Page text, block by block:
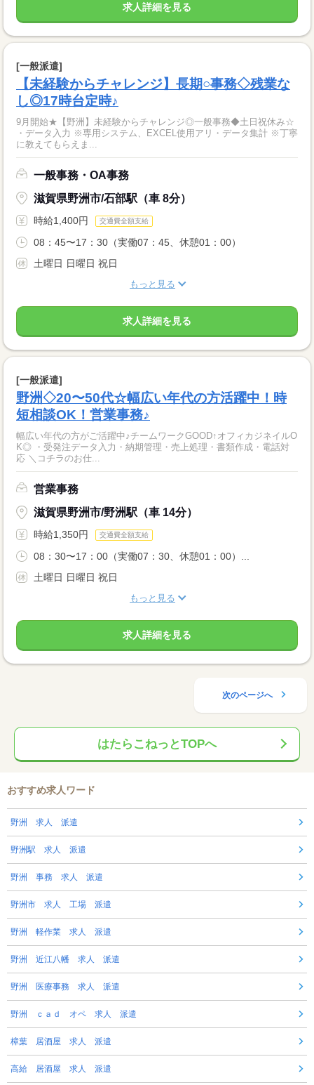
求人詳細を見る
[一般派遣]
【未経験からチャレンジ】長期○事務◇残業な
し◎17時台定時♪
9月開始★【野洲】未経験からチャレンジ◎一般事務◆土日祝休み☆
・データ入力 ※専用システム、EXCEL使用アリ・データ集計 ※丁寧
に教えてもらえま...
一般事務・OA事務
滋賀県野洲市/石部駅（車 8分）
時給1,400円 交通費全額支給
08：45〜17：30（実働07：45、休憩01：00）
土曜日 日曜日 祝日
もっと見る
求人詳細を見る
[一般派遣]
野洲◇20〜50代☆幅広い年代の方活躍中！時
短相談OK！営業事務♪
幅広い年代の方がご活躍中♪チームワークGOOD↑オフィカジネイルO
K◎ ・受発注データ入力・納期管理・売上処理・書類作成・電話対
応 ＼コチラのお仕...
営業事務
滋賀県野洲市/野洲駅（車 14分）
時給1,350円 交通費全額支給
08：30〜17：00（実働07：30、休憩01：00）...
土曜日 日曜日 祝日
もっと見る
求人詳細を見る
次のページへ
はたらこねっとTOPへ
おすすめ求人ワード
野洲 求人 派遣
野洲駅 求人 派遣
野洲 事務 求人 派遣
野洲市 求人 工場 派遣
野洲 軽作業 求人 派遣
野洲 近江八幡 求人 派遣
野洲 医療事務 求人 派遣
野洲 ｃａｄ オペ 求人 派遣
樟葉 居酒屋 求人 派遣
高給 居酒屋 求人 派遣